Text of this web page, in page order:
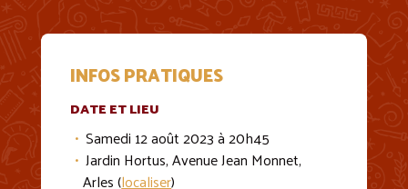
INFOS PRATIQUES
DATE ET LIEU
Samedi 12 août 2023 à 20h45
Jardin Hortus, Avenue Jean Monnet,
Arles (localiser)